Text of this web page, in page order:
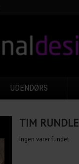
UDENDØRS
TIM RUNDLE
Ingen varer fundet